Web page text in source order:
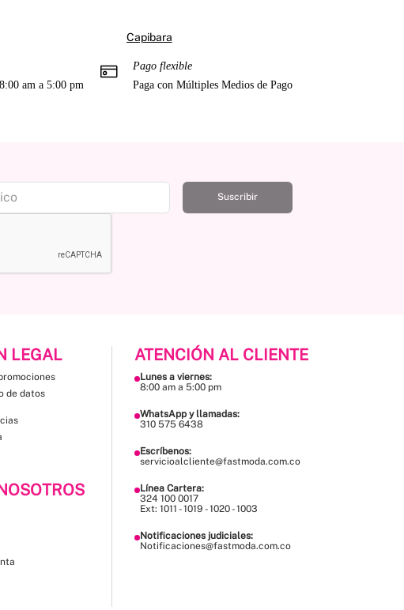
Capibara
am a 5:00 pm
Pago flexible
Paga con Múltiples Medios de Pago
Suscribir
LEGAL
de datos
ATENCIÓN AL CLIENTE
Lunes a viernes:
8:00 am a 5:00 pm
WhatsApp y llamadas:
310 575 6438
Escríbenos:
servicioalcliente@fastmoda.com.co
Línea Cartera:
324 100 0017
Ext: 1011 - 1019 - 1020 - 1003
Notificaciones judiciales:
Notificaciones@fastmoda.com.co